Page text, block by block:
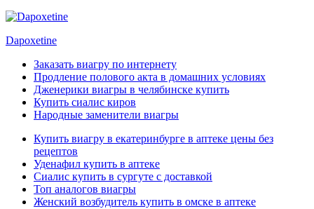
Dapoxetine
Заказать виагру по интернету
Продление полового акта в домашних условиях
Дженерики виагры в челябинске купить
Купить сиалис киров
Народные заменители виагры
Купить виагру в екатеринбурге в аптеке цены без
рецептов
Уденафил купить в аптеке
Сиалис купить в сургуте с доставкой
Топ аналогов виагры
Женский возбудитель купить в омске в аптеке